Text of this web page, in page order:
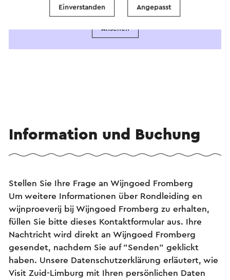
Ansehen
Information und Buchung
Stellen Sie Ihre Frage an Wijngoed Fromberg
Um weitere Informationen über Rondleiding en
wijnproeverij bij Wijngoed Fromberg zu erhalten,
füllen Sie bitte dieses Kontaktformular aus. Ihre
Nachtricht wird direkt an Wijngoed Fromberg
gesendet, nachdem Sie auf "Senden" geklickt
haben. Unsere Datenschutzerklärung erläutert, wie
Visit Zuid-Limburg mit Ihren persönlichen Daten
Einverstanden Angepasst